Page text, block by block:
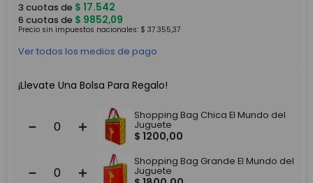
3 cuotas de $ 17.542
6 cuotas de $ 9852,09
Precio sin impuestos nacionales: $ 37.355,37
Ver todos los medios de pago
¡Llevate Una Bolsa Para Regalo!
＋
－
Shopping Bag Chica El Mundo del
Juguete
$ 1200,00
＋
－
Shopping Bag Grande El Mundo del
Juguete